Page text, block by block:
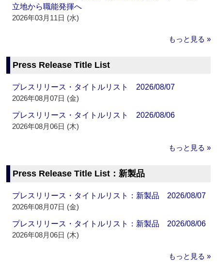
立地から職能発揮へ
2026年03月11日 (水)
もっと見る »
Press Release Title List
プレスリリース・タイトルリスト 2026/08/07
2026年08月07日 (金)
プレスリリース・タイトルリスト 2026/08/06
2026年08月06日 (木)
もっと見る »
Press Release Title List：新製品
プレスリリース・タイトルリスト：新製品 2026/08/07
2026年08月07日 (金)
プレスリリース・タイトルリスト：新製品 2026/08/06
2026年08月06日 (木)
もっと見る »